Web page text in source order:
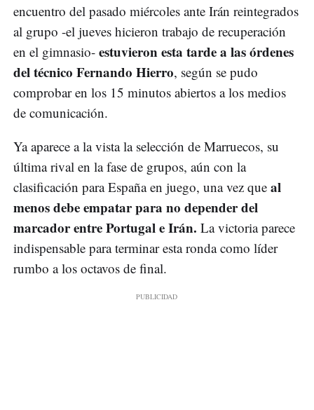
encuentro del pasado miércoles ante Irán reintegrados
al grupo -el jueves hicieron trabajo de recuperación
en el gimnasio- estuvieron esta tarde a las órdenes
del técnico Fernando Hierro, según se pudo
comprobar en los 15 minutos abiertos a los medios
de comunicación.
Ya aparece a la vista la selección de Marruecos, su
última rival en la fase de grupos, aún con la
clasificación para España en juego, una vez que al
menos debe empatar para no depender del
marcador entre Portugal e Irán. La victoria parece
indispensable para terminar esta ronda como líder
rumbo a los octavos de final.